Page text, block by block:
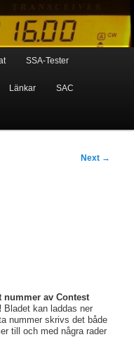
SSA-Tester
Länkar SAC
Next →
nummer av Contest
Bladet kan laddas ner
nummer skrivs det både
till och med några rader